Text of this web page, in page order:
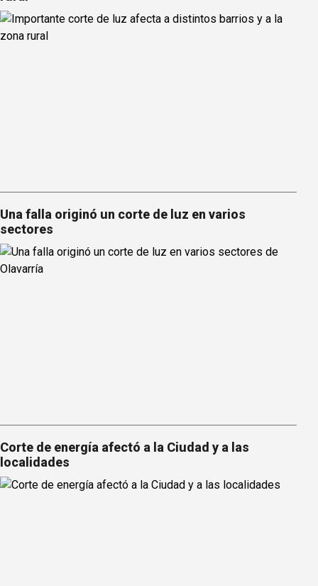
Una falla originó un corte de luz en varios
sectores
Corte de energía afectó a la Ciudad y a las
localidades